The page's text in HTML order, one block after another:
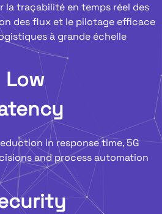
la traçabilité en temps réel des
des flux et le pilotage efficace
à grande échelle
Low
in response time, 5G
and process automation